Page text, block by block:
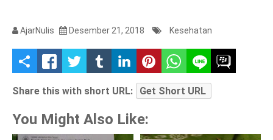
AjarNulis Desember 21, 2018 Kesehatan
S
h
r
Share this with short URL: Get Short URL
You Might Also Like: